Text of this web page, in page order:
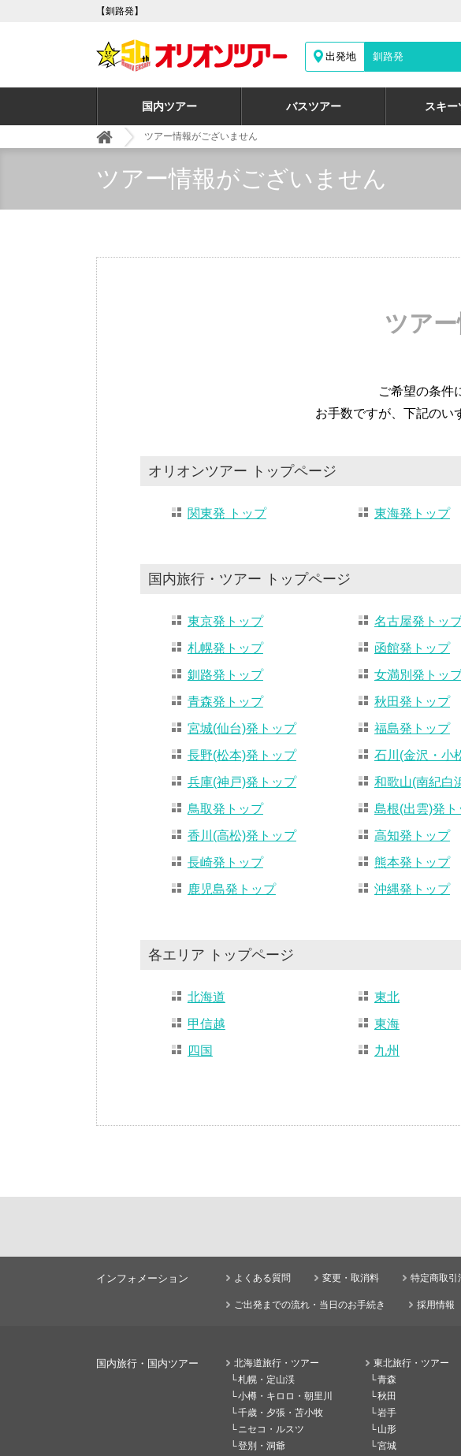
【釧路発】
出発地 釧路発
国内ツアー バスツアー スキー
ツアー情報がございません
ツアー情報がございません
ツア
ご希望の条件
お手数ですが、下記のい
オリオンツアー トップページ
関東発 トップ 東海発トップ
国内旅行・ツアー トップページ
東京発トップ 名古屋発トッ
札幌発トップ
函館発トップ
釧路発トップ
女満別発トッ
青森発トップ
秋田発トップ
宮城(仙台)発トップ
福島発トップ
長野(松本)発トップ
石川(金沢・小
兵庫(神戸)発トップ
和歌山(南紀白
鳥取発トップ
島根(出雲)発ト
香川(高松)発トップ
高知発トップ
長崎発トップ
熊本発トップ
鹿児島発トップ
沖縄発トップ
各エリア トップページ
北海道 東北
甲信越
東海
四国
九州
インフォメーション よくある質問 変更・取消料 特定商取引
ご出発までの流れ・当日のお手続き 採用情報
国内旅行・国内ツアー
北海道旅行・ツアー
札幌・定山渓
小樽・キロロ・朝里川
千歳・夕張・苫小牧
ニセコ・ルスツ
登別・洞爺
東北旅行・ツアー
青森
秋田
岩手
山形
宮城